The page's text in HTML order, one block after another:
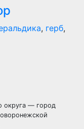
, герб,
округа — город